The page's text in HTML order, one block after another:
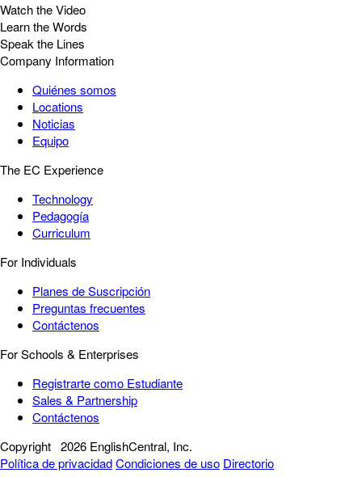
Watch the Video
Learn the Words
Speak the Lines
Company Information
Quiénes somos
Locations
Noticias
Equipo
The EC Experience
Technology
Pedagogía
Curriculum
For Individuals
Planes de Suscripción
Preguntas frecuentes
Contáctenos
For Schools & Enterprises
Registrarte como Estudiante
Sales & Partnership
Contáctenos
Copyright 2026 EnglishCentral, Inc.
Política de privacidadCondiciones de uso Directorio